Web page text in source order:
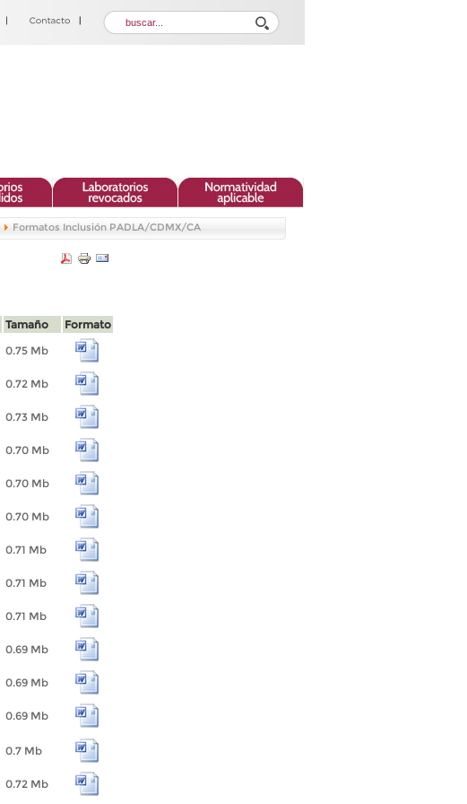
Formatos Inclusión PADLA/CDMX/CA
Tamaño
Formato
0.75 Mb
0.72 Mb
0.73 Mb
0.70 Mb
0.70 Mb
0.70 Mb
0.71 Mb
0.71 Mb
0.71 Mb
0.69 Mb
0.69 Mb
0.69 Mb
0.7 Mb
0.72 Mb